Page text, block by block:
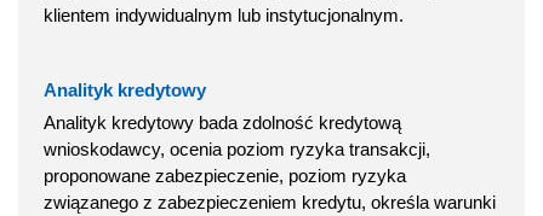
klientem indywidualnym lub instytucjonalnym.
Analityk kredytowy
Analityk kredytowy bada zdolność kredytową
wnioskodawcy, ocenia poziom ryzyka transakcji,
proponowane zabezpieczenie, poziom ryzyka
związanego z zabezpieczeniem kredytu, określa warunki